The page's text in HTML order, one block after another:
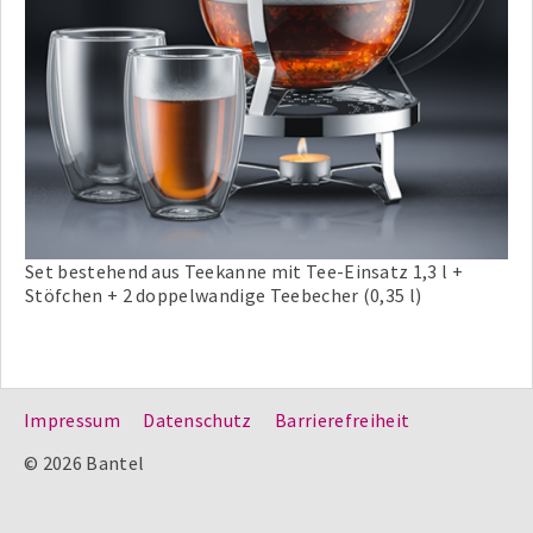
Set bestehend aus Teekanne mit Tee-Einsatz 1,3 l +
Stöfchen + 2 doppelwandige Teebecher (0,35 l)
Impressum Datenschutz
Barrierefreiheit
© 2026 Bantel